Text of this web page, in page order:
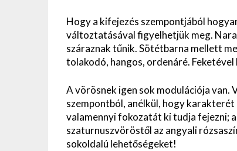
Hogy a kifejezés szempontjából
változtatásával figyelhetjük meg.
száraznak tűnik. Sötétbarna mellett
tolakodó, hangos, ordenáré.
A vörösnek igen sok modulációja
szempontból, anélkül, hogy
valamennyi fokozatát ki tudja fejezni;
szaturnuszvöröstől az angyali
sokoldalú lehetőségeket!